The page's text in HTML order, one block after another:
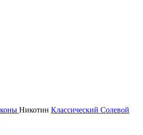
Никотин Классический Солевой